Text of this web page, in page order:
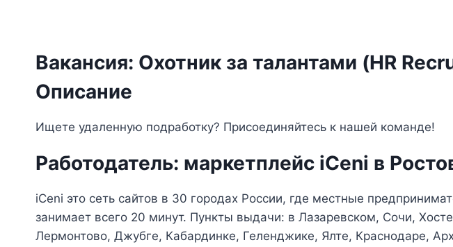
Вакансия: Охотник за талантами (HR
Описание
Ищете удаленную подработку? Присоединяйтесь к нашей команде!
Работодатель: маркетплейс iCeni в
iCeni это сеть сайтов в 30 городах России, где местные
занимает всего 20 минут. Пункты выдачи: в Лазаревском, Сочи,
Лермонтово, Джубге, Кабардинке, Геленджике, Ялте, Краснодаре,